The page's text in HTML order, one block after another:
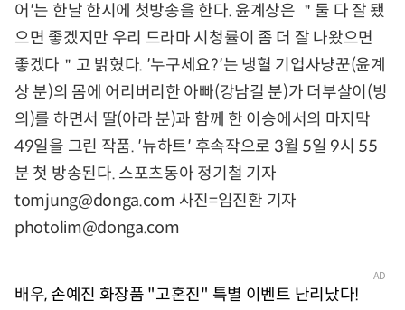
어′는 한날 한시에 첫방송을 한다. 윤계상은 ＂둘 다 잘 됐
으면 좋겠지만 우리 드라마 시청률이 좀 더 잘 나왔으면
좋겠다＂고 밝혔다. ′누구세요?′는 냉혈 기업사냥꾼(윤계
상 분)의 몸에 어리버리한 아빠(강남길 분)가 더부살이(빙
의)를 하면서 딸(아라 분)과 함께 한 이승에서의 마지막
49일을 그린 작품. ′뉴하트′ 후속작으로 3월 5일 9시 55
분 첫 방송된다. 스포츠동아 정기철 기자
tomjung@donga.com 사진=임진환 기자
photolim@donga.com